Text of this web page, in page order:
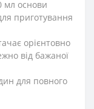
мл основи
приготування
орієнтовно
від бажаної
для повного